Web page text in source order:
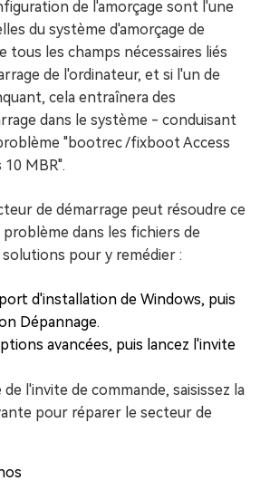
de l'amorçage sont l'une
du système d'amorçage de
tous les champs nécessaires liés
de l'ordinateur, et si l'un de
cela entraînera des
dans le système - conduisant
"bootrec /fixboot Access
MBR".
de démarrage peut résoudre ce
dans les fichiers de
solutions pour y remédier :
d'installation de Windows, puis
Dépannage.
avancées, puis lancez l'invite
l'invite de commande, saisissez la
pour réparer le secteur de